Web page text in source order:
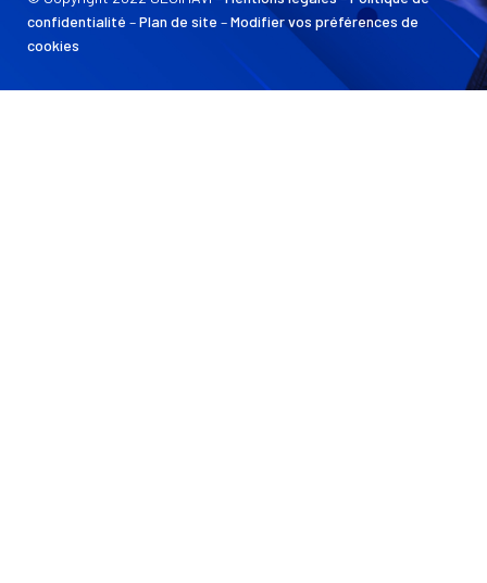
confidentialité –Plan de site –Modifier vos préférences de
cookies